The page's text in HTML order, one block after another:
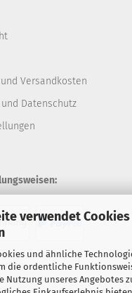
verwendet
und ähnliche
die ordentliche
Nutzung unseres Angebotes
Versandkosten
Datenschutz